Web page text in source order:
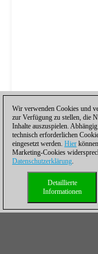
Wir verwenden Cookies und
zur Verfügung zu stellen, die
Inhalte auszuspielen.
technisch erforderlichen
eingesetzt werden. Hier
Marketing-Cookies
Datenschutzerklärung.
Detaillierte
Informationen